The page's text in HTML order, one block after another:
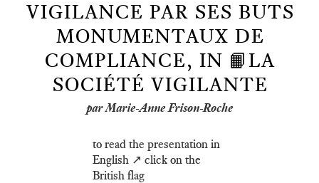
VIGILANCE PAR SES BUTS
MONUMENTAUX DE
COMPLIANCE, IN 📙LA
SOCIÉTÉ VIGILANTE
par Marie-Anne Frison-Roche
to read the presentation in
English ↗️ click on the
British flag